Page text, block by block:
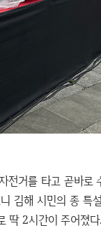
전거를 타고 곧바로
김해 시민의 종 특
딱 2시간이 주어졌다.